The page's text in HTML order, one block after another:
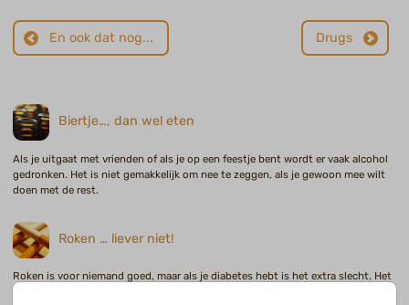
En ook dat nog... Drugs
Biertje…, dan wel eten
Als je uitgaat met vrienden of als je op een feestje bent wordt er vaak alcohol
gedronken. Het is niet gemakkelijk om nee te zeggen, als je gewoon mee wilt
doen met de rest.
Roken … liever niet!
Roken is voor niemand goed, maar als je diabetes hebt is het extra slecht. Het
is moeilijk om nee te zeggen als al je vrienden roken en misschien heb je